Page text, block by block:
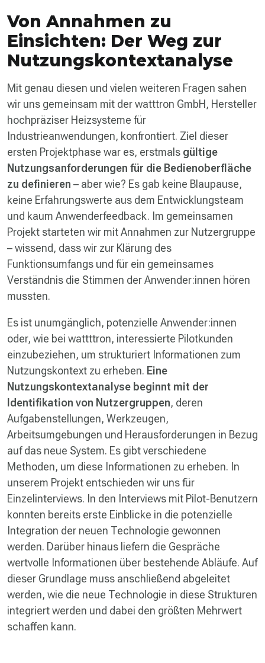
Von Annahmen zu
Einsichten: Der Weg zur
Nutzungskontextanalyse
Mit genau diesen und vielen weiteren Fragen sahen
wir uns gemeinsam mit der watttron GmbH, Hersteller
hochpräziser Heizsysteme für
Industrieanwendungen, konfrontiert. Ziel dieser
ersten Projektphase war es, erstmals gültige
Nutzungsanforderungen für die Bedienoberfläche
zu definieren – aber wie? Es gab keine Blaupause,
keine Erfahrungswerte aus dem Entwicklungsteam
und kaum Anwenderfeedback. Im gemeinsamen
Projekt starteten wir mit Annahmen zur Nutzergruppe
– wissend, dass wir zur Klärung des
Funktionsumfangs und für ein gemeinsames
Verständnis die Stimmen der Anwender:innen hören
mussten.
Es ist unumgänglich, potenzielle Anwender:innen
oder, wie bei wattttron, interessierte Pilotkunden
einzubeziehen, um strukturiert Informationen zum
Nutzungskontext zu erheben. Eine
Nutzungskontextanalyse beginnt mit der
Identifikation von Nutzergruppen, deren
Aufgabenstellungen, Werkzeugen,
Arbeitsumgebungen und Herausforderungen in Bezug
auf das neue System. Es gibt verschiedene
Methoden, um diese Informationen zu erheben. In
unserem Projekt entschieden wir uns für
Einzelinterviews. In den Interviews mit Pilot-Benutzern
konnten bereits erste Einblicke in die potenzielle
Integration der neuen Technologie gewonnen
werden. Darüber hinaus liefern die Gespräche
wertvolle Informationen über bestehende Abläufe. Auf
dieser Grundlage muss anschließend abgeleitet
werden, wie die neue Technologie in diese Strukturen
integriert werden und dabei den größten Mehrwert
schaffen kann.